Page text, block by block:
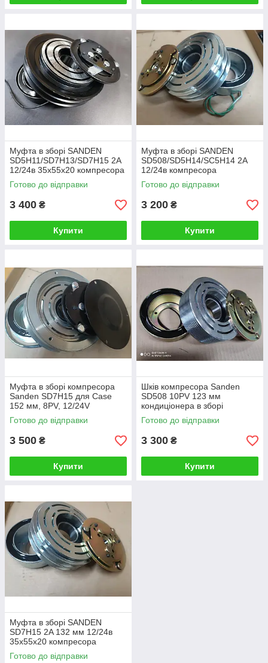
Муфта в зборі SANDEN
SD5H11/SD7H13/SD7H15 2A
12/24в 35х55х20 компресора
кондиціонера універсальна
для CASE
Готово до відправки
3 400 ₴
Купити
Муфта в зборі SANDEN
SD508/SD5H14/SС5H14 2A
12/24в компресора
кондиціонера універсальна
для спецтехніки
Готово до відправки
3 200 ₴
Купити
Муфта в зборі компресора
Sanden SD7H15 для Case
152 мм, 8PV, 12/24V
Готово до відправки
3 500 ₴
Купити
Шків компресора Sanden
SD508 10PV 123 мм
кондиціонера в зборі
універсальний для
спецтехніки
Готово до відправки
3 300 ₴
Купити
Муфта в зборі SANDEN
SD7H15 2A 132 мм 12/24в
35х55х20 компресора
кондиціонера універсальна
Готово до відправки